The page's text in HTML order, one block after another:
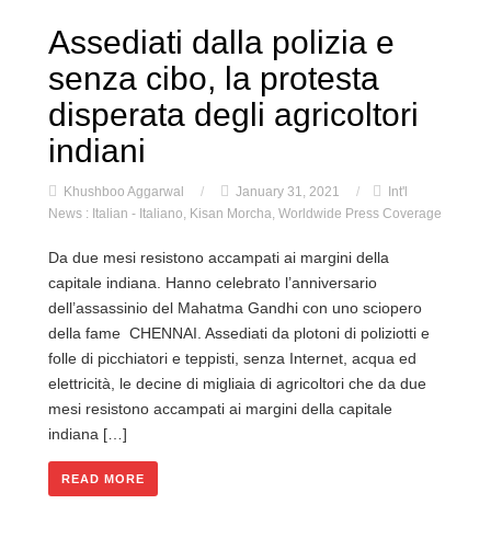
Assediati dalla polizia e
senza cibo, la protesta
disperata degli agricoltori
indiani
Khushboo Aggarwal / January 31, 2021 /
Int'l
News : Italian - Italiano, Kisan Morcha, Worldwide Press Coverage
Da due mesi resistono accampati ai margini della
capitale indiana. Hanno celebrato l’anniversario
dell’assassinio del Mahatma Gandhi con uno sciopero
della fame CHENNAI. Assediati da plotoni di poliziotti e
folle di picchiatori e teppisti, senza Internet, acqua ed
elettricità, le decine di migliaia di agricoltori che da due
mesi resistono accampati ai margini della capitale
indiana […]
READ MORE